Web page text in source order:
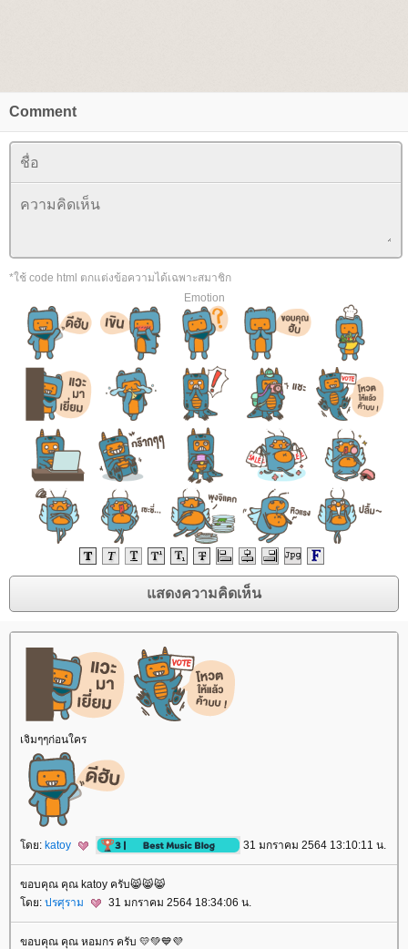
Comment
*ใช้ code html ตกแต่งข้อความได้เฉพาะสมาชิก
Emotion
เจิมๆๆก่อนใคร
ดย: katoy 31 มกราคม 2564 13:10:11 น.
ขอบคุณ คุณ katoy ครับ😸😸😸
ดย: ปรศุราม 31 มกราคม 2564 18:34:06 น.
ขอบคุณ คุณ หอมกร ครับ 💛💚💙💜